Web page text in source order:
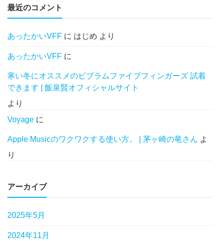
最近のコメント
あったかいVFF に はじめ より
あったかいVFF に
寒い冬にオススメのビブラムファイブフィンガーズ 試着
できます | 飯泉賢オフィシャルサイト
より
Voyage に
Apple Musicのワクワクする使い方。 | 茅ヶ崎の竜さん よ
り
アーカイブ
2025年5月
2024年11月